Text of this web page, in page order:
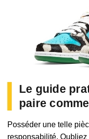
Le guide
paire
Posséder une telle
responsabilité.